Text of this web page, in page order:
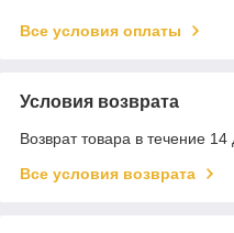
Все условия оплаты
Условия возврата
Возврат товара в течение
Все условия возврата